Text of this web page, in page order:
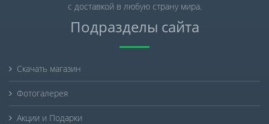
с доставкой в любую страну мира.
Подразделы сайта
Скачать магазин
Фотогалерея
Акции и Подарки